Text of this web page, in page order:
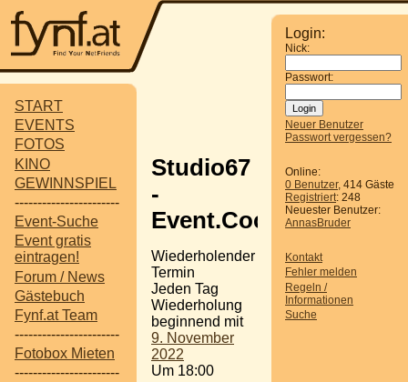
START
EVENTS
FOTOS
KINO
GEWINNSPIEL
-----------------------
Event-Suche
Event gratis
eintragen!
Forum / News
Gästebuch
Fynf.at Team
-----------------------
Fotobox Mieten
-----------------------
Login:
Nick:
Passwort:
Neuer Benutzer
Passwort vergessen?
Online:
0 Benutzer, 414 Gäste
Registriert: 248
Neuester Benutzer:
AnnasBruder
Kontakt
Fehler melden
Regeln /
Informationen
Suche
Studio67
-
Event.Cocktail.Bar
Wiederholender
Termin
Jeden Tag
Wiederholung
beginnend mit
9. November
2022
Um 18:00